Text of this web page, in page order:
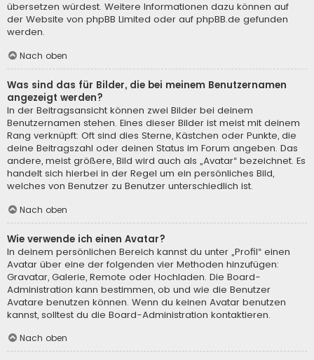
übersetzen würdest. Weitere Informationen dazu können auf
der Website von phpBB Limited oder auf phpBB.de gefunden
werden.
Nach oben
Was sind das für Bilder, die bei meinem Benutzernamen
angezeigt werden?
In der Beitragsansicht können zwei Bilder bei deinem
Benutzernamen stehen. Eines dieser Bilder ist meist mit deinem
Rang verknüpft: Oft sind dies Sterne, Kästchen oder Punkte, die
deine Beitragszahl oder deinen Status im Forum angeben. Das
andere, meist größere, Bild wird auch als „Avatar“ bezeichnet. Es
handelt sich hierbei in der Regel um ein persönliches Bild,
welches von Benutzer zu Benutzer unterschiedlich ist.
Nach oben
Wie verwende ich einen Avatar?
In deinem persönlichen Bereich kannst du unter „Profil“ einen
Avatar über eine der folgenden vier Methoden hinzufügen:
Gravatar, Galerie, Remote oder Hochladen. Die Board-
Administration kann bestimmen, ob und wie die Benutzer
Avatare benutzen können. Wenn du keinen Avatar benutzen
kannst, solltest du die Board-Administration kontaktieren.
Nach oben